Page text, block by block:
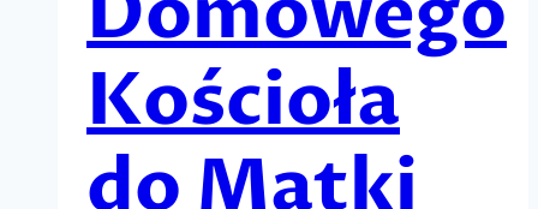
Kościoła
do Matki